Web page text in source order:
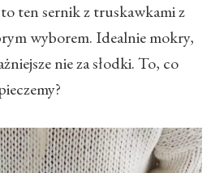
ten sernik z truskawkami z
wyborem. Idealnie mokry,
nie za słodki. To, co